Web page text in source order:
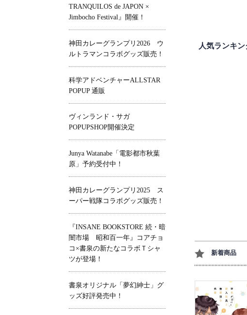
人気ランキン
新着商品
TRANQUILOS de JAPON ×
Jimbocho Festival』開催！
神田カレーグランプリ2026 ウ
ルトラマンコラボグッズ販売！
科学アドベンチャーALLSTAR
POPUP 通販
ヴィンランド・サガ
POPUPSHOP開催決定
Junya Watanabe「電影都市秋葉
原」予約受付中！
神田カレーグランプリ2025 ス
ーパー戦隊コラボグッズ販売！
『INSANE BOOKSTORE 続・暗
闇市場 昭和百一年』コアチョ
コ×書泉の新たなコラボＴシャ
ツが登場！
書泉オリジナル「夢幻紳士」グ
ッズ好評発売中！